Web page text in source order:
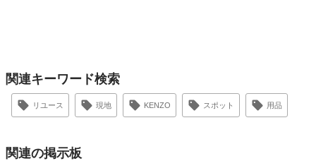
関連キーワード検索
リユース 現地 KENZO スポット 用品
関連の掲示板